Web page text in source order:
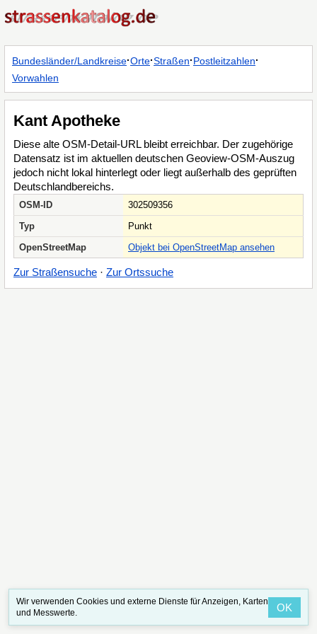
Bundesländer/Landkreise·Orte·Straßen·Postleitzahlen·
Vorwahlen
Kant Apotheke
Diese alte OSM-Detail-URL bleibt erreichbar. Der zugehörige
Datensatz ist im aktuellen deutschen Geoview-OSM-Auszug
jedoch nicht lokal hinterlegt oder liegt außerhalb des geprüften
Deutschlandbereichs.
OSM-ID
302509356
Typ
Punkt
OpenStreetMap
Objekt bei OpenStreetMap ansehen
Zur Straßensuche · Zur Ortssuche
Wir verwenden Cookies und externe Dienste für Anzeigen, Karten
und Messwerte.
OK